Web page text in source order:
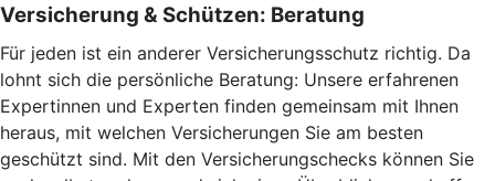
Versicherung & Schützen: Beratung
Für jeden ist ein anderer Versicherungsschutz richtig. Da
lohnt sich die persönliche Beratung: Unsere erfahrenen
Expertinnen und Experten finden gemeinsam mit Ihnen
heraus, mit welchen Versicherungen Sie am besten
geschützt sind. Mit den Versicherungschecks können Sie